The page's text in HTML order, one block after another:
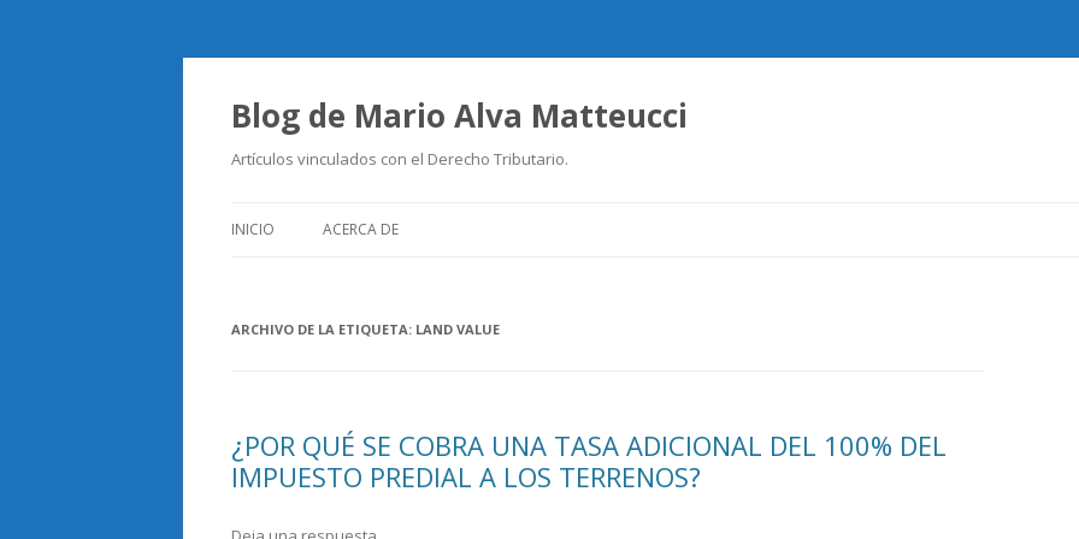
Blog de Mario Alva Matteucci
Artículos vinculados con el Derecho Tributario.
INICIO ACERCA DE
ARCHIVO DE LA ETIQUETA: LAND VALUE
¿POR QUÉ SE COBRA UNA TASA ADICIONAL DEL 100% DEL
IMPUESTO PREDIAL A LOS TERRENOS?